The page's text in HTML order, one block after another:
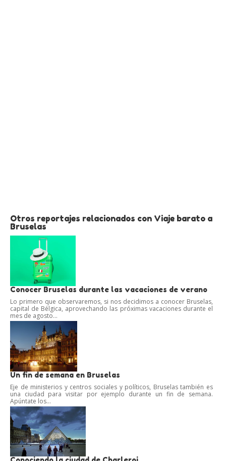
Otros reportajes relacionados con Viaje barato a
Bruselas
Conocer Bruselas durante las vacaciones de verano
Lo primero que observaremos, si nos decidimos a conocer Bruselas,
capital de Bélgica, aprovechando las próximas vacaciones durante el
mes de agosto...
Un fin de semana en Bruselas
Eje de ministerios y centros sociales y políticos, Bruselas también es
una ciudad para visitar por ejemplo durante un fin de semana.
Apúntate los...